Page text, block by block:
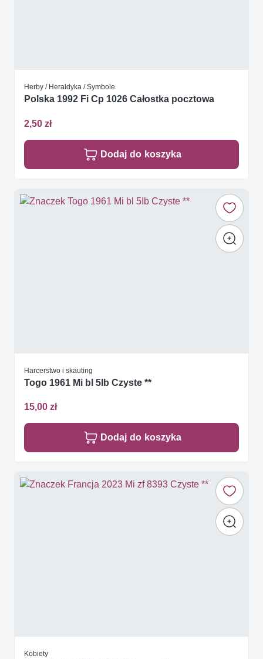
Herby / Heraldyka / Symbole
Polska 1992 Fi Cp 1026 Całostka pocztowa
2,50 zł
Dodaj do koszyka
Harcerstwo i skauting
Togo 1961 Mi bl 5Ib Czyste **
15,00 zł
Dodaj do koszyka
Kobiety